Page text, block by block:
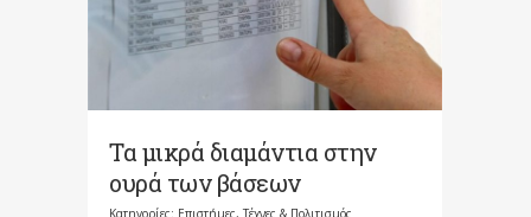
Τα μικρά διαμάντια στην
ουρά των βάσεων
Κατηγορίες: Επιστήμες, Τέχνες & Πολιτισμός